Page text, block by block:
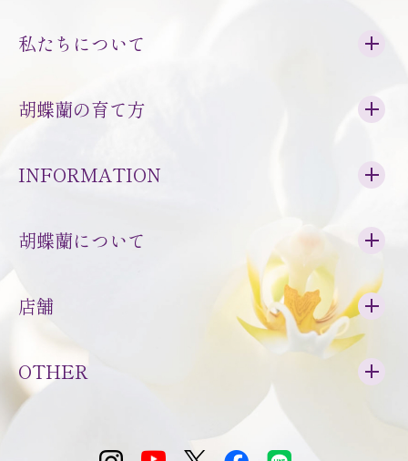
私たちについて
胡蝶蘭の育て方
INFORMATION
胡蝶蘭について
店舗
OTHER